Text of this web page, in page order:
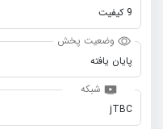
9 کیفیت
وضعیت پخش
پایان یافته
شبکه
jTBC